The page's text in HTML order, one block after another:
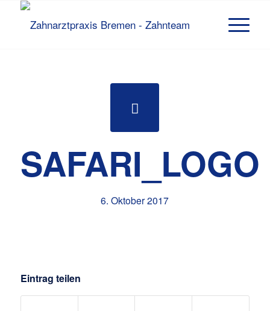
SAFARI_LOGO
6. Oktober 2017
Eintrag teilen